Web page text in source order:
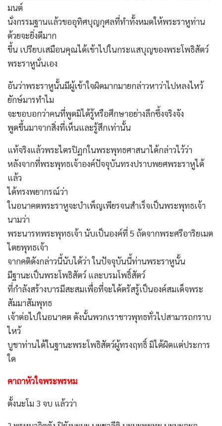
มนต์
นั่งกรรมฐานแล้วขออุทิศบุญกุศลที่ทำทั้งหมดให้พระราหูท่าน
ด้วยจะยิ่งดีมาก
ขึ้น เปรียบเสมือนคุณได้เข้าไปในกระแสบุญของพระโพธิสัตว์
พระราหูนั่นเอง
อันว่าพระราหูนั้นมีผู้เข้าใจผิดมากมายกล่าวหาว่าไปหลงไหว้
ยักษ์มารทำไม
จะขอบอกว่าคนที่พูดมิได้รู้หรือศึกษาอย่างลึกซึ้งจริงจัง
พูดขึ้นมาจากสิ่งที่เห็นและรู้สึกเท่านั้น
แท้จริงแล้วพระไตรปิฏกในพระพุทธศาสนาได้กล่าวไว้ว่า
หลังจากที่พระพุทธเจ้าองค์ปัจจุบันทรงปราบพยศพระราหูได้
แล้ว
ได้ทรงพยากรณ์ว่า
ในอนาคตพระราหูจะบำเพ็ญเพียรจนสำเร็จเป็นพระพุทธเจ้า
นามว่า
พระนารทพระพุทธเจ้า นับเป็นองค์ที่ 5 ถัดจากพระศรีอาริยเมต
ไตยพุทธเจ้า
จากคติดังกล่าวนี้นับได้ว่า ในปัจจุบันนี้ท่านพระราหูนั้น
มีฐานะเป็นพระโพธิสัตว์ และบรมโพธิ์สัตว์
ที่กำลังสร้างบารมีสะสมเพื่อที่จะได้ตรัสรู้เป็นองค์สมเด็จพระ
สัมมาสัมพุทธ
เจ้าต่อไปในอนาคต ดังนั้นพวกเราชาวพุทธทั่วไปสามารถกราบ
ไหว้
บูชาท่านได้ในฐานะพระโพธิสัตว์ผู้ทรงฤทธิ์ มิได้ผิดแต่ประการ
ใด
คาถาหัวใจพระพรหม
ตั้งนะโม 3 จบ แล้วว่า